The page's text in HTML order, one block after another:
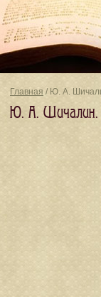
Главная / Ю. А.
Ю. А. Шичалин.